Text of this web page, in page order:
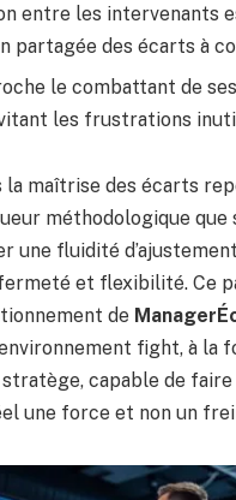
entre les intervenants
partagée des écarts à
le combattant de
les frustrations
la maîtrise des écarts
méthodologique que
une fluidité
et flexibilité. Ce
de
fight, à la
capable de faire
une force et non un